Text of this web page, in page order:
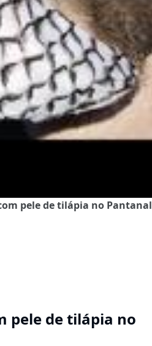
pele de tilápia no Pantanal
pele de tilápia no